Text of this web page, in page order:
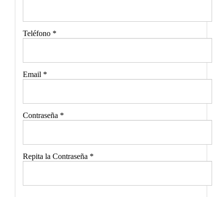
Teléfono *
Email *
Contraseña *
Repita la Contraseña *